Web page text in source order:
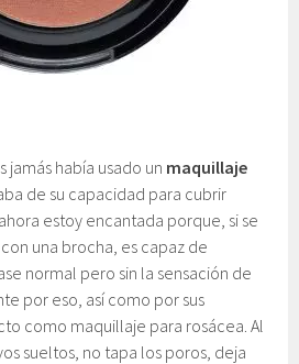
jamás había usado un maquillaje
de su capacidad para cubrir
estoy encantada porque, si se
una brocha, es capaz de
normal pero sin la sensación de
por eso, así como por sus
como maquillaje para rosácea. Al
sueltos, no tapa los poros, deja